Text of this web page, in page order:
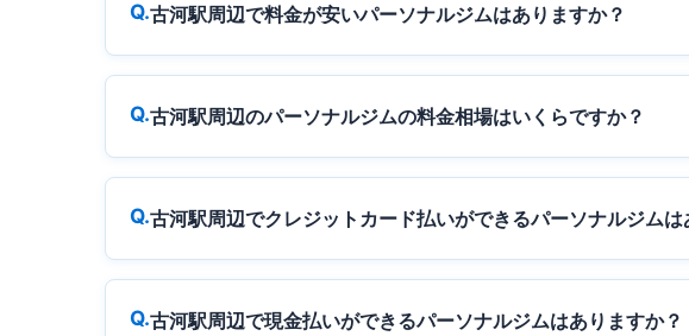
古河駅周辺で料金が安いパーソナルジムはありますか？
古河駅周辺のパーソナルジムの料金相場はいくらですか？
古河駅周辺でクレジットカード払いができるパーソナルジムは
古河駅周辺で現金払いができるパーソナルジムはありますか？